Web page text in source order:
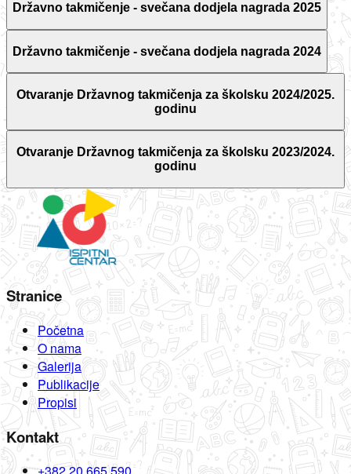
Državno takmičenje - svečana dodjela nagrada 2025
Državno takmičenje - svečana dodjela nagrada 2024
Otvaranje Državnog takmičenja za školsku 2024/2025.
godinu
Otvaranje Državnog takmičenja za školsku 2023/2024.
godinu
Stranice
Početna
O nama
Galerija
Publikacije
Propisi
Kontakt